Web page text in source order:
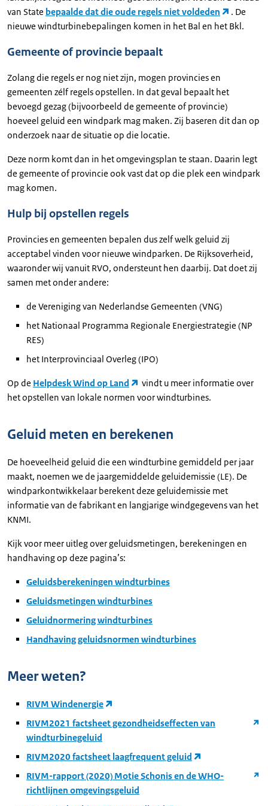
van State bepaalde dat die oude regels niet voldeden
. De
nieuwe windturbinebepalingen komen in het Bal en het Bkl.
Gemeente of provincie bepaalt
Zolang die regels er nog niet zijn, mogen provincies en
gemeenten zélf regels opstellen. In dat geval bepaalt het
bevoegd gezag (bijvoorbeeld de gemeente of provincie)
hoeveel geluid een windpark mag maken. Zij baseren dit dan op
onderzoek naar de situatie op die locatie.
Deze norm komt dan in het omgevingsplan te staan. Daarin legt
de gemeente of provincie ook vast dat op die plek een windpark
mag komen.
Hulp bij opstellen regels
Provincies en gemeenten bepalen dus zelf welk geluid zij
acceptabel vinden voor nieuwe windparken. De Rijksoverheid,
waaronder wij vanuit RVO, ondersteunt hen daarbij. Dat doet zij
samen met onder andere:
de Vereniging van Nederlandse Gemeenten (VNG)
het Nationaal Programma Regionale Energiestrategie (NP
RES)
het Interprovinciaal Overleg (IPO)
Op de Helpdesk Wind op Land
vindt u meer informatie over
het opstellen van lokale normen voor windturbines.
Geluid meten en berekenen
De hoeveelheid geluid die een windturbine gemiddeld per jaar
maakt, noemen we de jaargemiddelde geluidemissie (LE). De
windparkontwikkelaar berekent deze geluidemissie met
informatie van de fabrikant en langjarige windgegevens van het
KNMI.
Kijk voor meer uitleg over geluidsmetingen, berekeningen en
handhaving op deze pagina’s:
Geluidsberekeningen windturbines
Geluidsmetingen windturbines
Geluidnormering windturbines
Handhaving geluidsnormen windturbines
Meer weten?
RIVM Windenergie
RIVM2021 factsheet gezondheidseffecten van
windturbinegeluid
RIVM2020 factsheet laagfrequent geluid
RIVM-rapport (2020) Motie Schonis en de WHO-
richtlijnen omgevingsgeluid